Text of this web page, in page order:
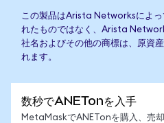
この製品はArista Networksによっ
れたものではなく、Arista
社名およびその他の商標は、原資
れます。
数秒でANETonを入手
MetaMaskでANETonを購入、売